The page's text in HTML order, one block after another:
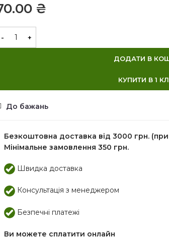
₴
ДОДАТИ В
КУПИТИ В 1
Безкоштовна доставка від 3000 грн.
Мінімальне замовлення 350 грн.
Швидка доставка
Консультація з менеджером
Безпечні платежі
Ви можете сплатити онлайн
До бажань